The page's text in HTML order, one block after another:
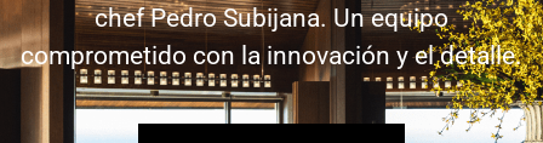
chef Pedro Subijana. Un equipo
comprometido con la innovación y el detalle.